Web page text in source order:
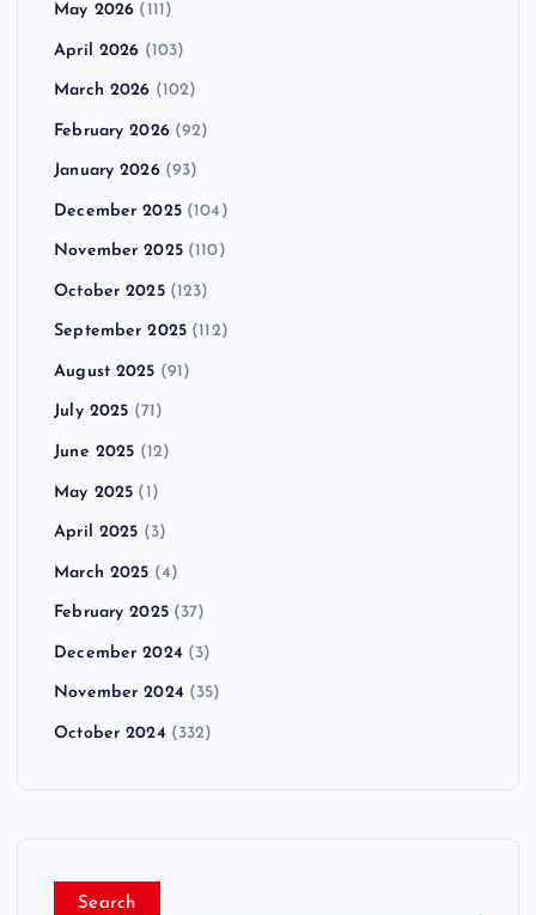
May 2026 (111)
April 2026 (103)
March 2026 (102)
February 2026(92)
January 2026(93)
December 2025(104)
November 2025(110)
October 2025(123)
September 2025 (112)
August 2025 (91)
July 2025 (71)
June 2025 (12)
May 2025 (1)
April 2025 (3)
March 2025 (4)
February 2025(37)
December 2024 (3)
November 2024 (35)
October 2024 (332)
Search